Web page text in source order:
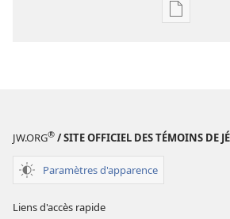
Options
Étude
JW.ORG® / SITE OFFICIEL DES TÉMOINS DE
Paramètres d'apparence
Liens d'accès rapide